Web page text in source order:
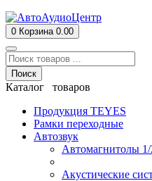
0 Корзина 0.00
Поиск
Каталог товаров
Продукция TEYES
Рамки переходные
Автозвук
Автомагнитолы
Акустические